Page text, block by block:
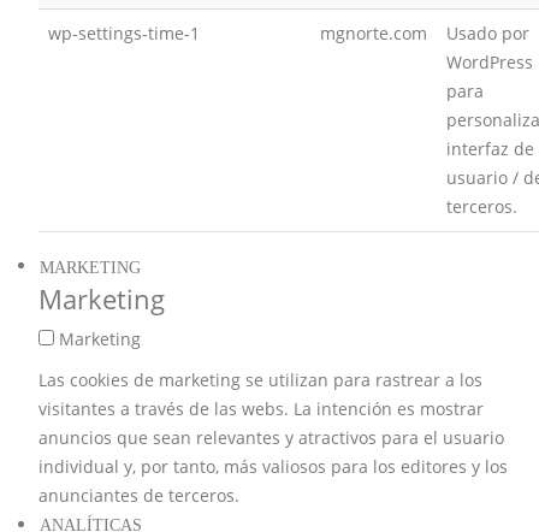
wp-settings-time-1 mgnorte.com
Usado por
WordPress
para
interfaz de
usuario /
terceros.
MARKETING
Marketing
Marketing
Las cookies de marketing se utilizan para rastrear a los
visitantes a través de las webs. La intención es mostrar
anuncios que sean relevantes y atractivos para el usuario
individual y, por tanto, más valiosos para los editores y los
anunciantes de terceros.
ANALÍTICAS